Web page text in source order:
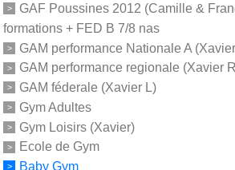
GAF Poussines 2012 (Camille &
formations + FED B 7/8 nas
GAM performance Nationale A
GAM performance regionale (Xavier
GAM féderale (Xavier L)
Gym Adultes
Gym Loisirs (Xavier)
Ecole de Gym
Baby Gym